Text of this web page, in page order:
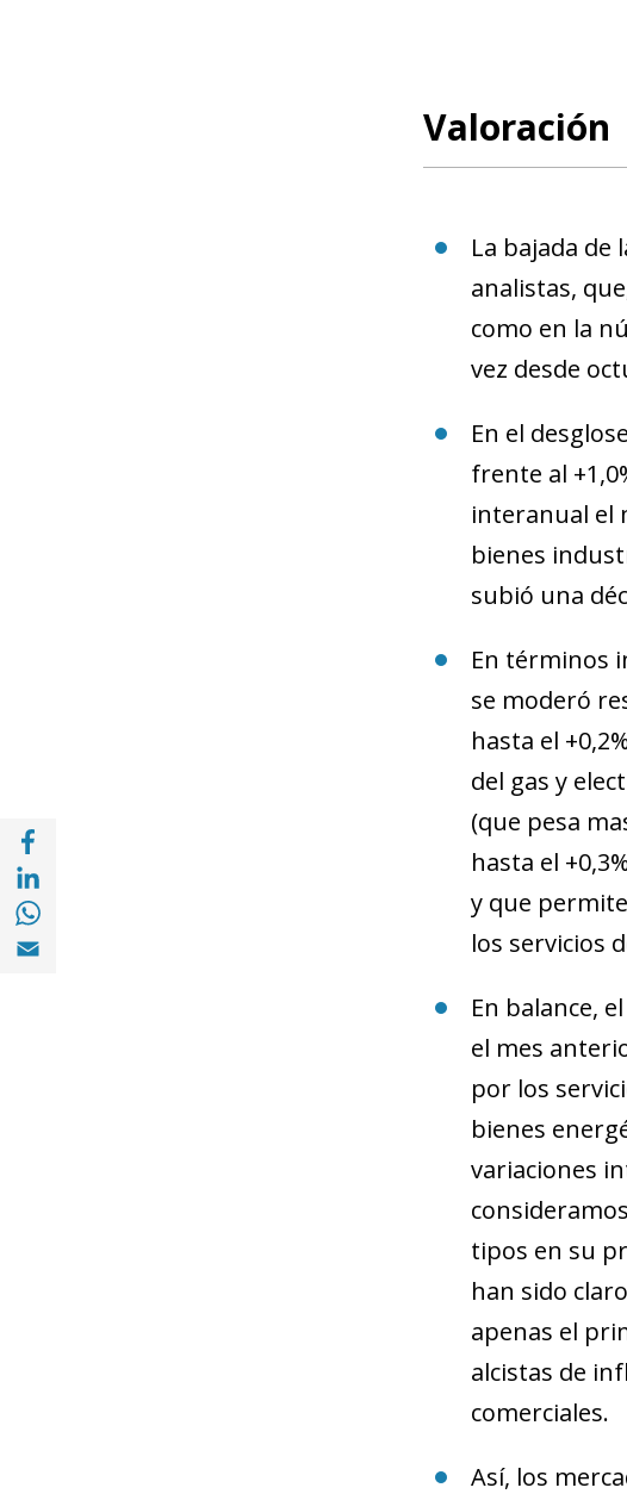
Share with Facebook (opens in a new window)
Share with with Linkedin (opens in a new window)
Share with with Whatsapp (opens in a new window)
Share with Email (opens in a new window)
Valoración
La bajada de
analistas,
como en la
vez desde
En el
frente al
interanual el
bienes
subió una
En términos
se moderó
hasta el
del gas y
(que pesa
hasta el
y que
los servicios
En balance,
el mes
por los
bienes
variaciones
tipos en su
han sido
apenas el
alcistas de
comerciales.
Así, los